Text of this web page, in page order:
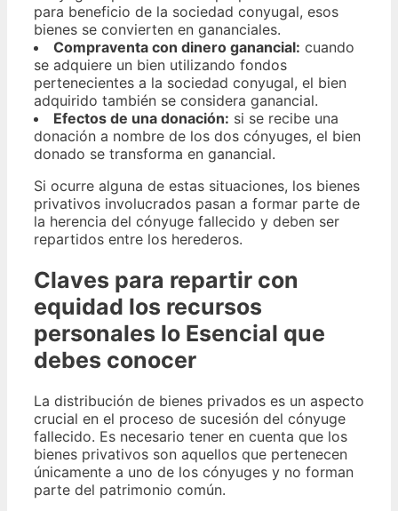
para beneficio de la sociedad conyugal, esos
bienes se convierten en gananciales.
Compraventa con dinero ganancial: cuando
se adquiere un bien utilizando fondos
pertenecientes a la sociedad conyugal, el bien
adquirido también se considera ganancial.
Efectos de una donación: si se recibe una
donación a nombre de los dos cónyuges, el bien
donado se transforma en ganancial.
Si ocurre alguna de estas situaciones, los bienes
privativos involucrados pasan a formar parte de
la herencia del cónyuge fallecido y deben ser
repartidos entre los herederos.
Claves para repartir con
equidad los recursos
personales lo Esencial que
debes conocer
La distribución de bienes privados es un aspecto
crucial en el proceso de sucesión del cónyuge
fallecido. Es necesario tener en cuenta que los
bienes privativos son aquellos que pertenecen
únicamente a uno de los cónyuges y no forman
parte del patrimonio común.